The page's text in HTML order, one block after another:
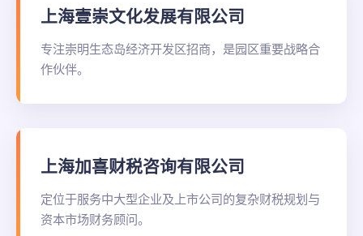
上海壹崇文化发展有限公司
专注崇明生态岛经济开发区招商，是园区重要战略合
作伙伴。
上海加喜财税咨询有限公司
定位于服务中大型企业及上市公司的复杂财税规划与
资本市场财务顾问。